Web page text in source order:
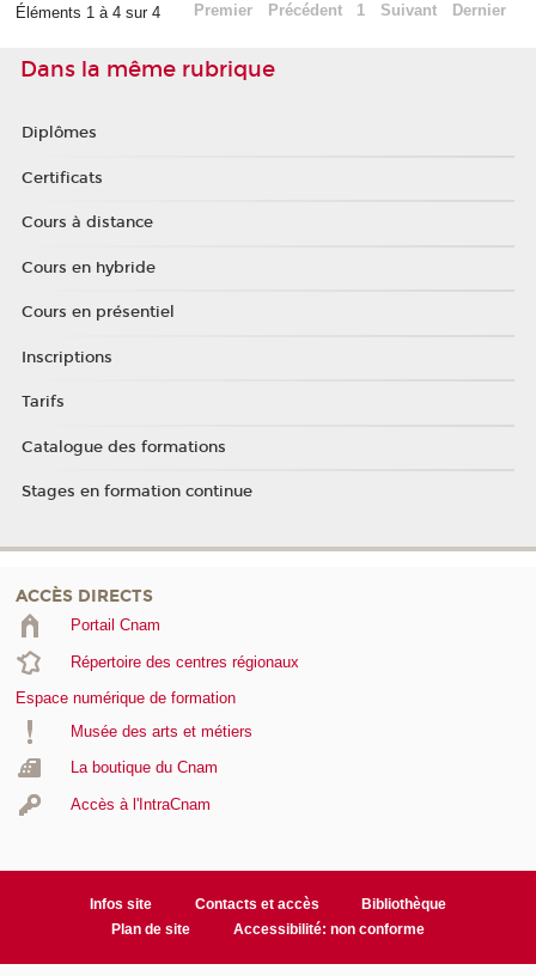
Éléments 1 à 4 sur 4 Premier Précédent 1 Suivant Dernier
Dans la même rubrique
Diplômes
Certificats
Cours à distance
Cours en hybride
Cours en présentiel
Inscriptions
Tarifs
Catalogue des formations
Stages en formation continue
ACCÈS DIRECTS
Portail Cnam
Répertoire des centres régionaux
Espace numérique de formation
Musée des arts et métiers
La boutique du Cnam
Accès à l'IntraCnam
Infos site Contacts et accès
Bibliothèque
Plan de site
Accessibilité: non conforme